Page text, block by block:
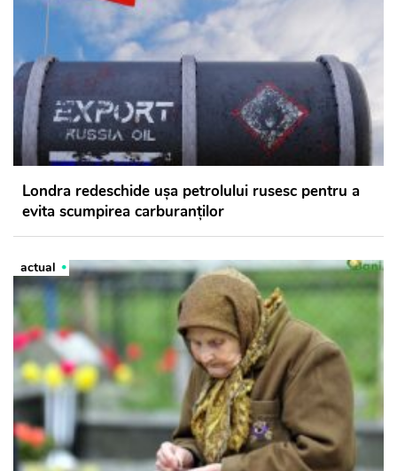
Londra redeschide ușa petrolului rusesc pentru a
evita scumpirea carburanților
actual